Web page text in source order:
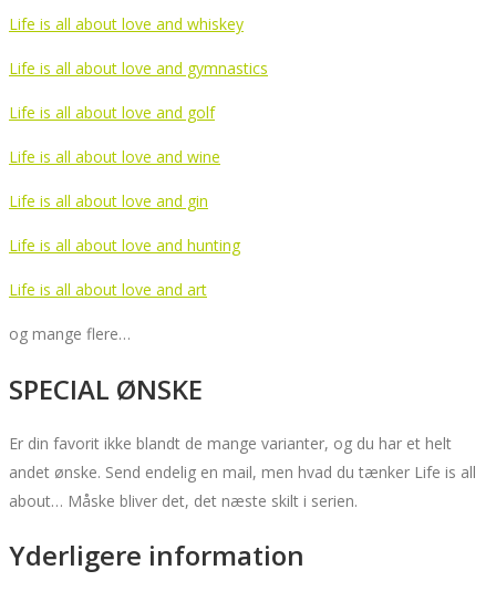
Life is all about love and whiskey
Life is all about love and gymnastics
Life is all about love and golf
Life is all about love and wine
Life is all about love and gin
Life is all about love and hunting
Life is all about love and art
og mange flere…
SPECIAL ØNSKE
Er din favorit ikke blandt de mange varianter, og du har et helt
andet ønske. Send endelig en mail, men hvad du tænker Life is all
about… Måske bliver det, det næste skilt i serien.
Yderligere information